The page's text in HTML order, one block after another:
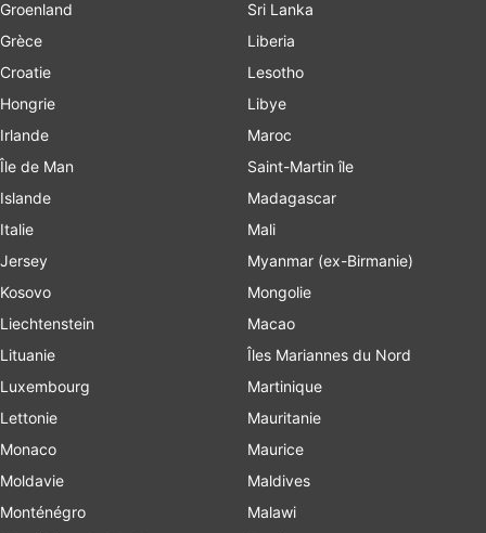
Groenland
Grèce
Croatie
Hongrie
Irlande
Île de Man
Islande
Italie
Jersey
Kosovo
Liechtenstein
Lituanie
Luxembourg
Lettonie
Monaco
Moldavie
Monténégro
Sri Lanka
Liberia
Lesotho
Libye
Maroc
Saint-Martin île
Madagascar
Mali
Myanmar (ex-Birmanie)
Mongolie
Macao
Îles Mariannes du Nord
Martinique
Mauritanie
Maurice
Maldives
Malawi